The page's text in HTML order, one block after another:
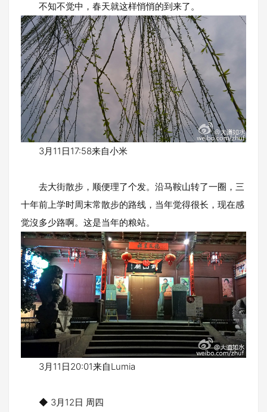
不知不觉中，春天就这样悄悄的到来了。
3月11日17:58来自小米
去大街散步，顺便理了个发。沿马鞍山转了一圈，三
十年前上学时周末常散步的路线，当年觉得很长，现在感
觉沒多少路啊。这是当年的粮站。
3月11日20:01来自Lumia
◆ 3月12日 周四